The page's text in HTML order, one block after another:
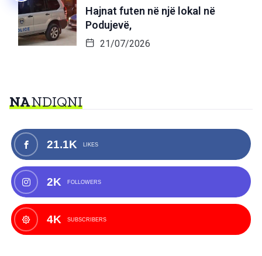
Hajnat futen në një lokal në
Podujevë,
21/07/2026
NANDIQNI
21.1K LIKES
2K FOLLOWERS
4K SUBSCRIBERS